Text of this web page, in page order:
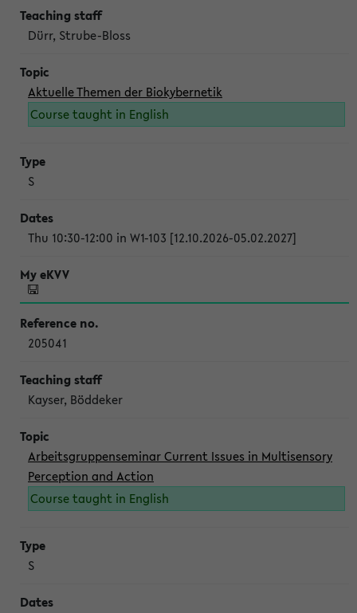
Dürr, Strube-Bloss
Aktuelle Themen der Biokybernetik
Course taught in English
S
Thu 10:30-12:00 in W1-103 [12.10.2026-05.02.2027]
205041
Kayser, Böddeker
Arbeitsgruppenseminar Current Issues in Multisensory
Perception and Action
Course taught in English
S